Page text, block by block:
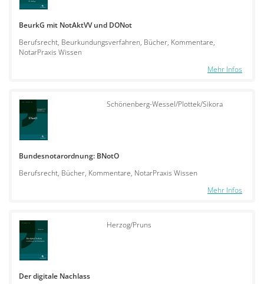
BeurkG mit NotAktVV und DONot
Berufsrecht, Beurkundungsverfahren, Bücher, Kommentare,
NotarPraxis Wissen
Mehr Infos
Schönenberg-Wessel/Plottek/Sikora
Bundesnotarordnung: BNotO
Berufsrecht, Bücher, Kommentare, NotarPraxis Wissen
Mehr Infos
Herzog/Pruns
Der digitale Nachlass